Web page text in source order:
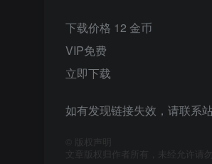
下载价格 12 金币
VIP免费
立即下载
如有发现链接失效，请联系
版权声明
文章版权归作者所有，未经允许请勿